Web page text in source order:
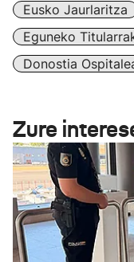
Eusko Jaurlaritza
Eguneko
Donostia
Zure